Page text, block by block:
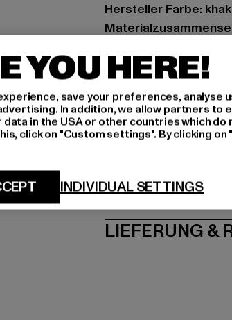
Hersteller Farbe:
Art.Nr: P1044BSWS-
Hersteller: 2Y
Hollefeldstraße 16 |
LIEFERUNG &
YOU HERE!
save your preferences, analyse
In addition, we allow partners to
in the USA or other countries which do
click on "Custom settings". By clicking
INDIVIDUAL SETTINGS